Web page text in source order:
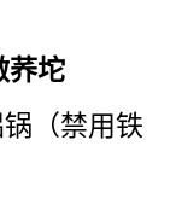
荞坨
（禁用铁